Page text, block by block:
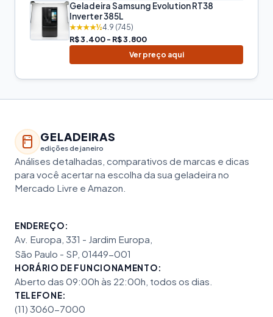
Geladeira Samsung Evolution RT38
Inverter 385L
★★★★½4.9 (745)
R$ 3.400 - R$ 3.800
Ver preço aqui
GELADEIRAS
edições de janeiro
Análises detalhadas, comparativos de marcas e dicas
para você acertar na escolha da sua geladeira no
Mercado Livre e Amazon.
ENDEREÇO:
Av. Europa, 331 - Jardim Europa,
São Paulo - SP, 01449-001
HORÁRIO DE FUNCIONAMENTO:
Aberto das 09:00h às 22:00h, todos os dias.
TELEFONE:
(11) 3060-7000